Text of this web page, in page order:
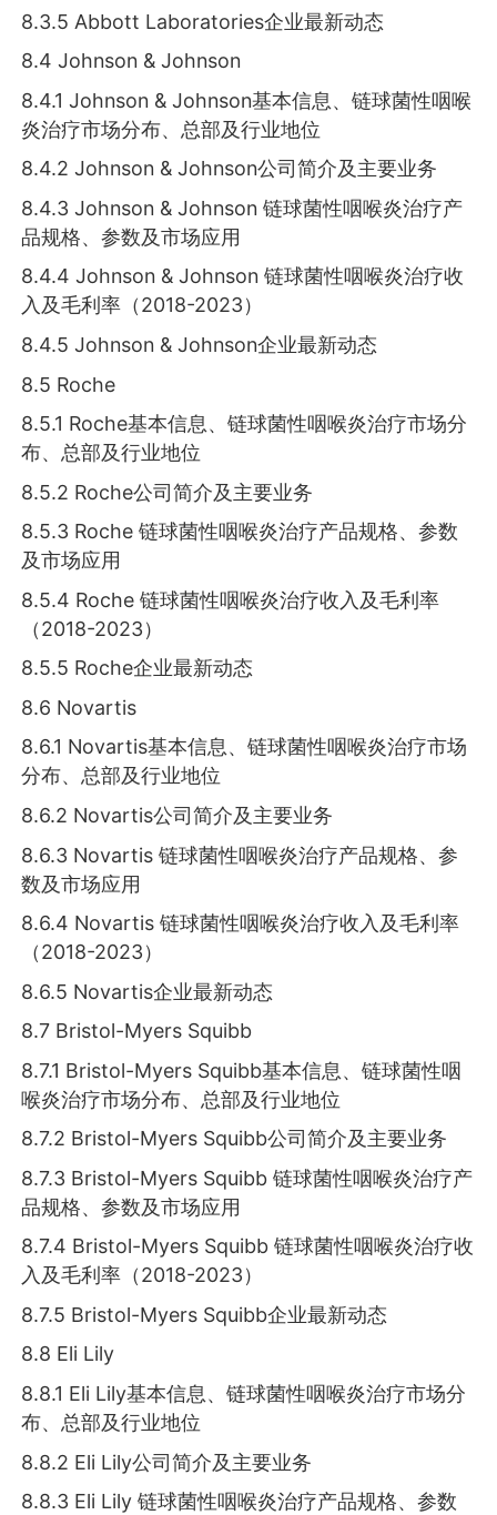
8.3.5 Abbott Laboratories企业最新动态
8.4 Johnson & Johnson
8.4.1 Johnson & Johnson基本信息、链球菌性咽喉
炎治疗市场分布、总部及行业地位
8.4.2 Johnson & Johnson公司简介及主要业务
8.4.3 Johnson & Johnson 链球菌性咽喉炎治疗产
品规格、参数及市场应用
8.4.4 Johnson & Johnson 链球菌性咽喉炎治疗收
入及毛利率（2018-2023）
8.4.5 Johnson & Johnson企业最新动态
8.5 Roche
8.5.1 Roche基本信息、链球菌性咽喉炎治疗市场分
布、总部及行业地位
8.5.2 Roche公司简介及主要业务
8.5.3 Roche 链球菌性咽喉炎治疗产品规格、参数
及市场应用
8.5.4 Roche 链球菌性咽喉炎治疗收入及毛利率
（2018-2023）
8.5.5 Roche企业最新动态
8.6 Novartis
8.6.1 Novartis基本信息、链球菌性咽喉炎治疗市场
分布、总部及行业地位
8.6.2 Novartis公司简介及主要业务
8.6.3 Novartis 链球菌性咽喉炎治疗产品规格、参
数及市场应用
8.6.4 Novartis 链球菌性咽喉炎治疗收入及毛利率
（2018-2023）
8.6.5 Novartis企业最新动态
8.7 Bristol-Myers Squibb
8.7.1 Bristol-Myers Squibb基本信息、链球菌性咽
喉炎治疗市场分布、总部及行业地位
8.7.2 Bristol-Myers Squibb公司简介及主要业务
8.7.3 Bristol-Myers Squibb 链球菌性咽喉炎治疗产
品规格、参数及市场应用
8.7.4 Bristol-Myers Squibb 链球菌性咽喉炎治疗收
入及毛利率（2018-2023）
8.7.5 Bristol-Myers Squibb企业最新动态
8.8 Eli Lily
8.8.1 Eli Lily基本信息、链球菌性咽喉炎治疗市场分
布、总部及行业地位
8.8.2 Eli Lily公司简介及主要业务
8.8.3 Eli Lily 链球菌性咽喉炎治疗产品规格、参数